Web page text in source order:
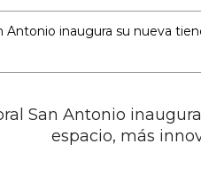
San Antonio
espacio, más